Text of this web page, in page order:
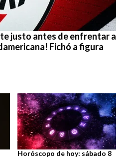
justo antes de enfrentar a
Fichó a figura
Horóscopo de hoy: sábado 8